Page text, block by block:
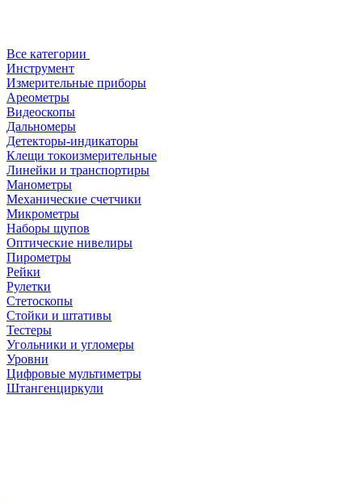
Все категории
Инструмент
Измерительные приборы
Ареометры
Видеоскопы
Дальномеры
Детекторы-индикаторы
Клещи токоизмерительные
Линейки и транспортиры
Манометры
Механические счетчики
Микрометры
Наборы щупов
Оптические нивелиры
Пирометры
Рейки
Рулетки
Стетоскопы
Стойки и штативы
Тестеры
Угольники и угломеры
Уровни
Цифровые мультиметры
Штангенциркули